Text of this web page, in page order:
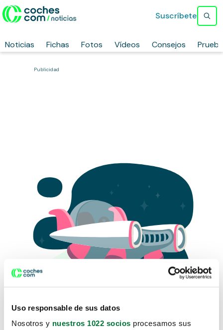
Uso responsable de sus datos
Nosotros y nuestros 1022 socios procesamos sus
Noticias Fichas Fotos Vídeos Consejos
Suscríbete
Publicidad